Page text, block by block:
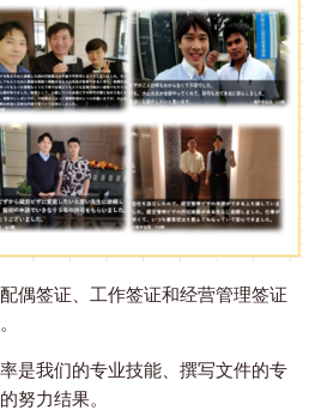
偶签证、工作签证和经营管理签证
是我们的专业技能、撰写文件的专
努力结果。